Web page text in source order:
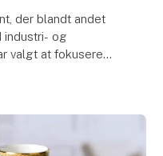
der blandt andet
og
valgt at fokusere